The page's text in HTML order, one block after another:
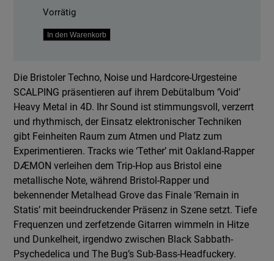
Vorrätig
Void
In den Warenkorb
Die Bristoler Techno, Noise und Hardcore-Urgesteine
SCALPING präsentieren auf ihrem Debütalbum ‘Void’
Heavy Metal in 4D. Ihr Sound ist stimmungsvoll, verzerrt
und rhythmisch, der Einsatz elektronischer Techniken
gibt Feinheiten Raum zum Atmen und Platz zum
Experimentieren. Tracks wie ‘Tether’ mit Oakland-Rapper
DÆMON verleihen dem Trip-Hop aus Bristol eine
metallische Note, während Bristol-Rapper und
bekennender Metalhead Grove das Finale ‘Remain in
Statis’ mit beeindruckender Präsenz in Szene setzt. Tiefe
Frequenzen und zerfetzende Gitarren wimmeln in Hitze
und Dunkelheit, irgendwo zwischen Black Sabbath-
Psychedelica und The Bug’s Sub-Bass-Headfuckery.